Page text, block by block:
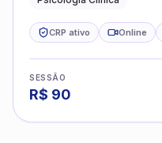
CRP ativo Online
SESSÃO
R$ 90